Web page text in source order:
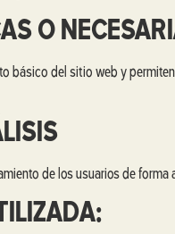
O
básico del sitio web y
de los usuarios de